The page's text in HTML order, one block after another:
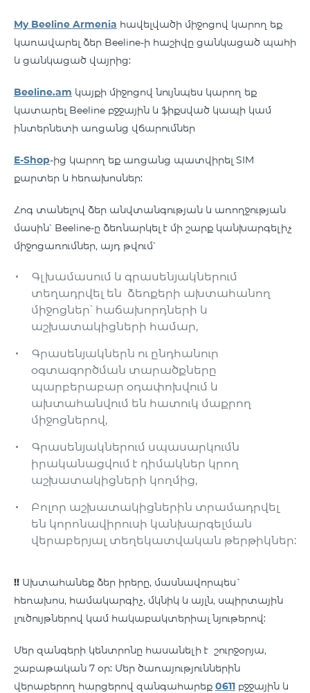
My Beeline Armenia հավելվածի միջոցով կարող եք
կառավարել ձեր Beeline-ի հաշիվը ցանկացած պահի
և ցանկացած վայրից:
Beeline.am կայքի միջոցով նույնպես կարող եք
կատարել Beeline բջջային և ֆիքսված կապի կամ
ինտերնետի առցանց վճարումներ
E-Shop-ից կարող եք առցանց պատվիրել SIM
քարտեր և հեռախոսներ:
Հոգ տանելով ձեր անվտանգության և առողջության
մասին՝ Beeline-ը ձեռնարկել է մի շարք կանխարգելիչ
միջոցառումներ, այդ թվում՝
Գլխամասում և գրասենյակներում
տեղադրվել են ձեռքերի ախտահանող
միջոցներ՝ հաճախորդների և
աշխատակիցների համար,
Գրասենյակներն ու ընդհանուր
օգտագործման տարածքները
պարբերաբար օդափոխվում և
ախտահանվում են հատուկ մաքրող
միջոցներով,
Գրասենյակներում սպասարկումն
իրականացվում է դիմակներ կրող
աշխատակիցների կողմից,
Բոլոր աշխատակիցներին տրամադրվել
են կորոնավիրուսի կանխարգելման
վերաբերյալ տեղեկատվական թերթիկներ:
!! Ախտահանեք ձեր իրերը, մասնավորպես`
հեռախոս, համակարգիչ, մկնիկ և այլն, սպիրտային
լուծույթներով կամ հակաբակտերիալ նյութերով:
Մեր զանգերի կենտրոնը հասանելի է շուրջօրյա,
շաբաթական 7 օր: Մեր ծառայություններին
վերաբերող հարցերով զանգահարեք 0611 բջջային և